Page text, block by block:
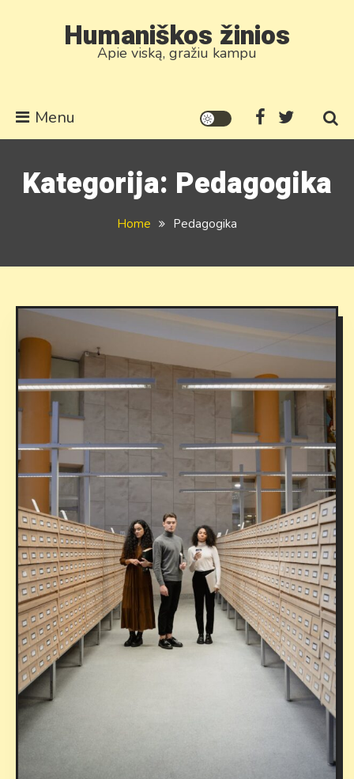
Humaniškos žinios
Apie viską, gražiu kampu
Menu
Kategorija: Pedagogika
Home Pedagogika